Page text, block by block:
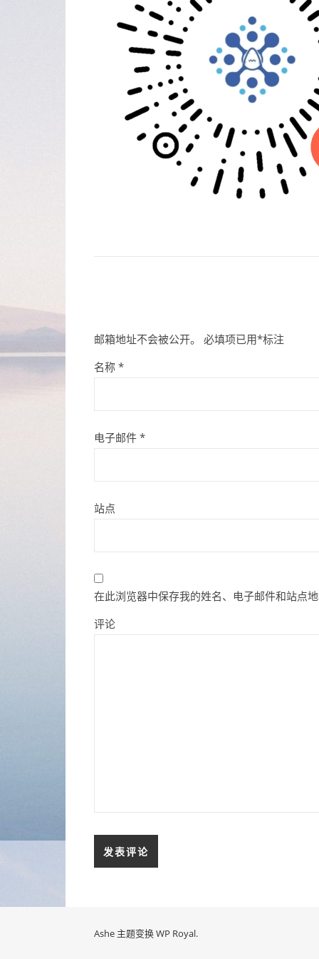
邮箱地址不会被公开。 必填项已用*标注
名称 *
电子邮件 *
站点
在此浏览器中保存我的姓名、电子邮件和站点
评论
Ashe 主题变换WP Royal.